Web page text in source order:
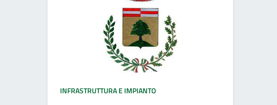
INFRASTRUTTURA E IMPIANTO